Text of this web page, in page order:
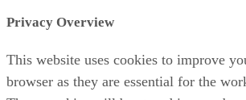
Privacy Overview
This website uses cookies to improve
browser as they are essential for the